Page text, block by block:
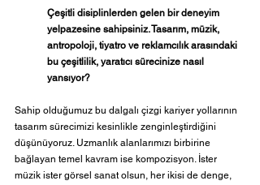
Çeşitli disiplinlerden gelen bir deneyim
yelpazesine sahipsiniz. Tasarım, müzik,
antropoloji, tiyatro ve reklamcılık arasındaki
bu çeşitlilik, yaratıcı sürecinize nasıl
yansıyor?
Sahip olduğumuz bu dalgalı çizgi kariyer yollarının
tasarım sürecimizi kesinlikle zenginleştirdiğini
düşünüyoruz. Uzmanlık alanlarımızı birbirine
bağlayan temel kavram ise kompozisyon. İster
müzik ister görsel sanat olsun, her ikisi de denge,